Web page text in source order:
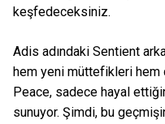
keşfedeceksiniz.
Adis adındaki Sentient
hem yeni müttefikleri hem
Peace, sadece hayal
sunuyor. Şimdi, bu